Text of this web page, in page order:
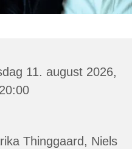
11. august 2026,
Thinggaard, Niels